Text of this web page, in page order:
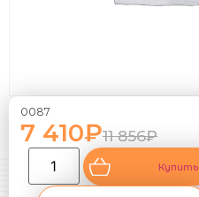
0087
11 856₽
7 410₽
Купить